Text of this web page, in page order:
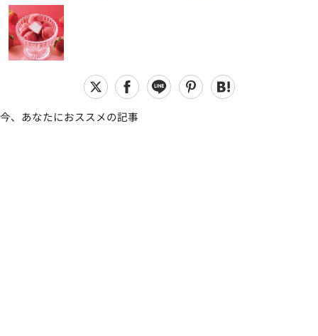
今、あなたにおススメの記事